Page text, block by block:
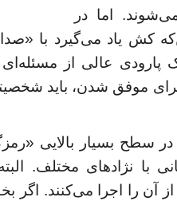
اما در
کش یاد می‌گیرد با
پارودی عالی از
موفق شدن، باید
سطح بسیار بالایی
با نژادهای مختلف.
را اجرا می‌کنند. اگر